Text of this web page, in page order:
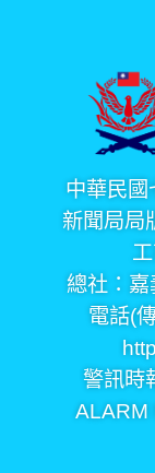
中華民國
新聞局局
總社：
電話(
警訊時
ALARM